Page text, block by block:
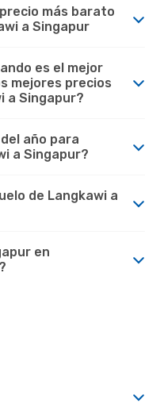
más barato
a Singapur
es el mejor
mejores precios
a Singapur?
año para
a Singapur?
de Langkawi a
en